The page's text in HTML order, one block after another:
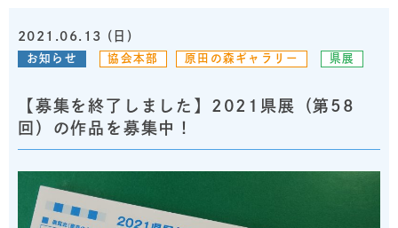
2021.06.13 (日)
お知らせ 協会本部 原田の森ギャラリー 県展
【募集を終了しました】2021県展（第58
回）の作品を募集中！